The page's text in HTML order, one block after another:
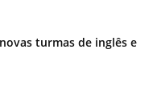
turmas de inglês e